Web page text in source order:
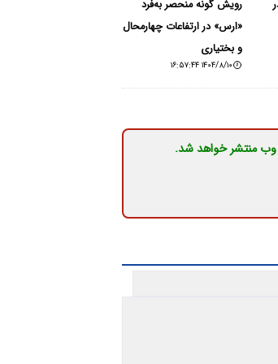
رویش گونه منحصر به‌فرد
«ارس» در ارتفاعات چهارمحال
و بختیاری
۱۴۰۴/۸/۱۰ ۱۶:۵۷:۴۴
وب منتشر خواهد شد.